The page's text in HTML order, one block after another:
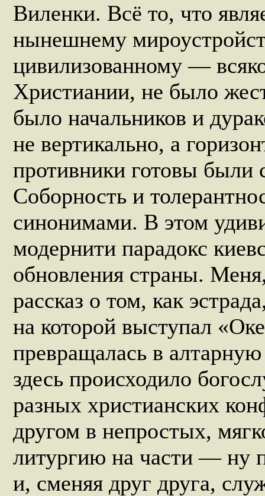
Виленки. Всё то, что
нынешнему
цивилизованному —
Христиании, не было
было начальников и
не вертикально, а
противники готовы были
Соборность и
синонимами. В этом
модернити парадокс
обновления страны.
рассказ о том, как
на которой выступал
превращалась в
здесь происхо­дило
разных христианских
другом в непро­стых,
литургию на части — ну
и, сменяя друг друга,